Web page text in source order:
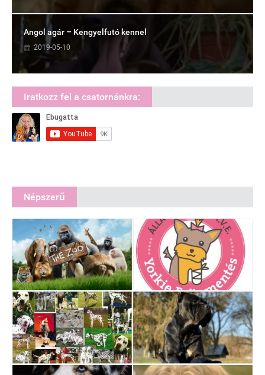
Angol agár – Kengyelfutó kennel
2019-05-10
Iratkozz fel a csatornánkra:
Népszerű